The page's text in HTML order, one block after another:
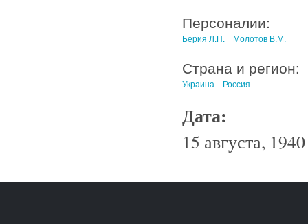
Персоналии:
Берия Л.П. Молотов В.М.
Страна и регион:
Украина Россия
Дата:
15 августа,